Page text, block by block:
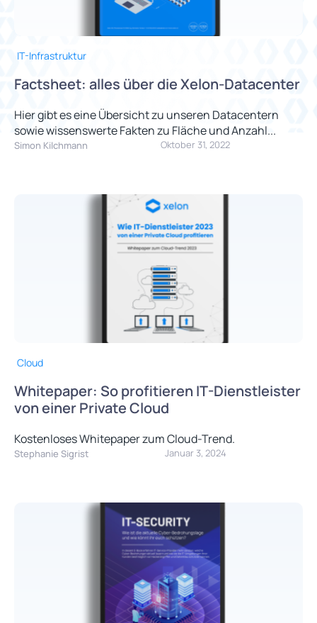
IT-Infrastruktur
Factsheet: alles über die Xelon-Datacenter
Hier gibt es eine Übersicht zu unseren Datacentern
sowie wissenswerte Fakten zu Fläche und Anzahl...
Simon Kilchmann Oktober 31, 2022
Cloud
Whitepaper: So profitieren IT-Dienstleister
von einer Private Cloud
Kostenloses Whitepaper zum Cloud-Trend.
Stephanie Sigrist Januar 3, 2024